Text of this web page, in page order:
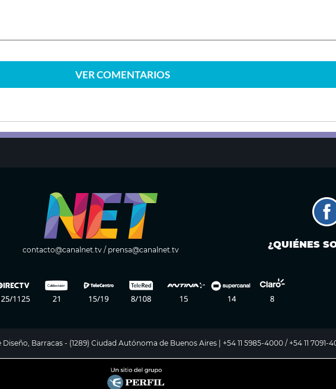
VERCOMENTARIOS
contacto@canalnet.tv/ prensa@canalnet.tv ¿QUIÉNES
Barracas - (1289) Ciudad Autónoma de Buenos Aires | +54 11 5985-4000 / +54 11 7091-